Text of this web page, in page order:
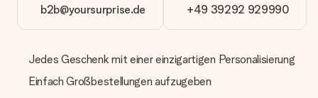
Wie kann ich meine Bestellung bezahlen?
Wir bieten die folgenden Zahlungsoptionen an: Vorauskasse
mit normaler Überweisung, Sofortüberweisung, Paypal,
manuellen Überweisung verlängert sich die Lieferzeit des
Geschenks jedoch um 3 Werktage.
b2b@yoursurprise.de +49 39292 929990
Jedes Geschenk mit einer einzigartigen Personalisierung
Einfach Großbestellungen aufzugeben